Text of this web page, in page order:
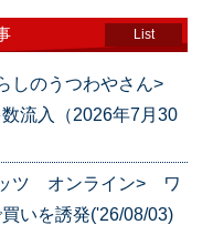
List
しのうつわやさん>
流入（2026年7月30
ツ オンライン> ワ
いを誘発('26/08/03)